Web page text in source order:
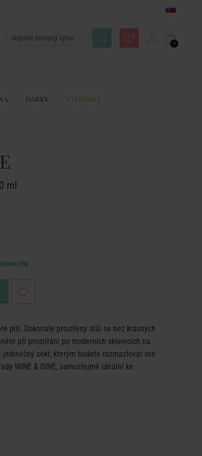
0
DÁRKY VÝPRODEJ
ml
dny
pití. Dokonale prostřený stůl se bez krásných
při prostírání po moderních sklenicích na
jedinečný sekt, kterým budete rozmazlovat své
WINE & DINE, samozřejmě ideální ke